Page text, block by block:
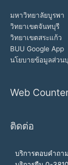
มหาวิทยาลัยบูรพา
วิทยาเขตจันทบุรี
วิทยาเขตสระแก้ว
BUU Google App
นโยบายข้อมูลส่วน
Web
ติดต่อ
บริการตอบคำถา